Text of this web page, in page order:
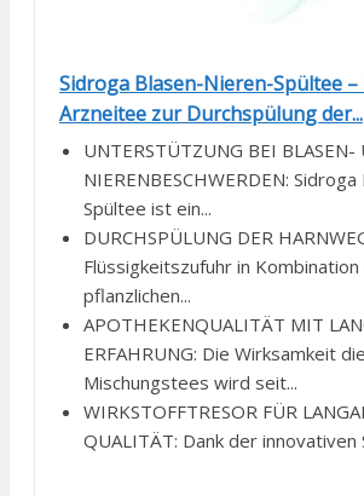
Sidroga Blasen-Nieren-Spültee –
Arzneitee zur Durchspülung der...
UNTERSTÜTZUNG BEI BLASEN-
NIERENBESCHWERDEN:
Spültee ist ein...
DURCHSPÜLUNG DER
Flüssigkeitszufuhr in
pflanzlichen...
APOTHEKENQUALITÄT MIT
ERFAHRUNG: Die Wirksamkeit
Mischungstees wird seit...
WIRKSTOFFTRESOR FÜR
QUALITÄT: Dank der innovativen